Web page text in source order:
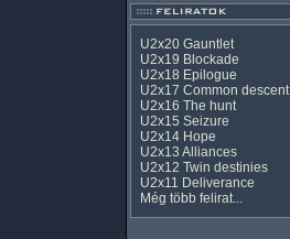
U2x20 Gauntlet
U2x19 Blockade
U2x18 Epilogue
U2x17 Common descent
U2x16 The hunt
U2x15 Seizure
U2x14 Hope
U2x13 Alliances
U2x12 Twin destinies
U2x11 Deliverance
Még több felirat...